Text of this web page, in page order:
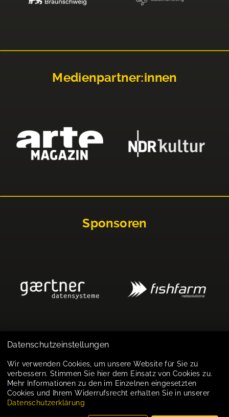
Medienpartner:innen
Sponsoren
Impressum
Datenschutz
Cookie-Einstellungen
Datenschutzeinstellungen
Wir verwenden Cookies, um unsere Website für Sie zu
verbessern. Stimmen Sie hier dem Einsatz von Cookies zu.
Mehr Informationen zu den im Einzelnen eingesetzten
Cookies und Ihrem Widerrufsrecht erhalten Sie in unserer
Datenschutzerklärung